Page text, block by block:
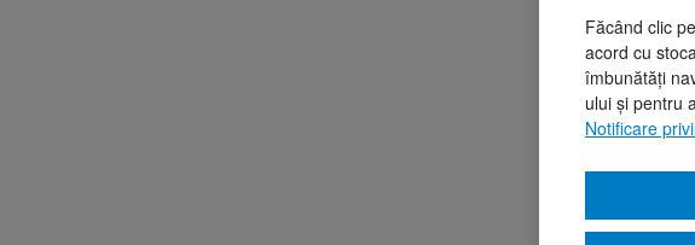
Făcând clic
acord cu
îmbunătăți
ului și pentru
Notificare